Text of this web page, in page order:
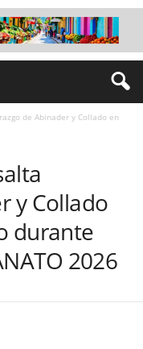
de Abinader y Collado en
y Collado
durante
2026